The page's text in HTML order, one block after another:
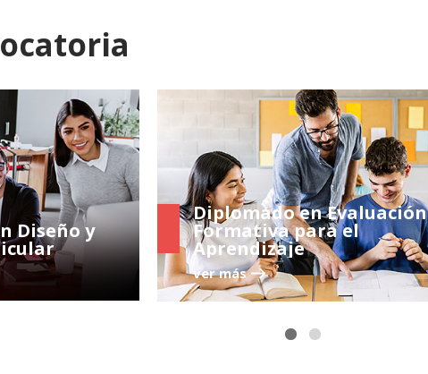
Diseño y
Diplomado en Evaluación
Formativa para el
Aprendizaje
ver más